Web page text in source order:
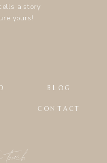
CONTACT
BLOG
a story
yours!